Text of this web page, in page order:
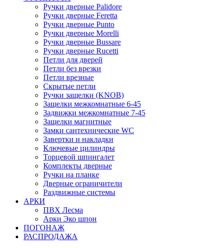
Ручки дверные Palidore
Ручки дверные Feretta
Ручки дверные Punto
Ручки дверные Morelli
Ручки дверные Bussare
Ручки дверные Rucetti
Петли для дверей
Петли без врезки
Петли врезные
Скрытые петли
Ручки защелки (KNOB)
Защелки межкомнатные 6-45
Задвижки межкомнатные 7-45
Защелки магнитные
Замки сантехнические WC
Завертки и накладки
Ключевые цилиндры
Торцевой шпингалет
Комплекты дверные
Ручки на планке
Дверные ограничители
Раздвижные системы
АРКИ
ПВХ Лесма
Арки Эко шпон
ПОГОНАЖ
РАСПРОДАЖА